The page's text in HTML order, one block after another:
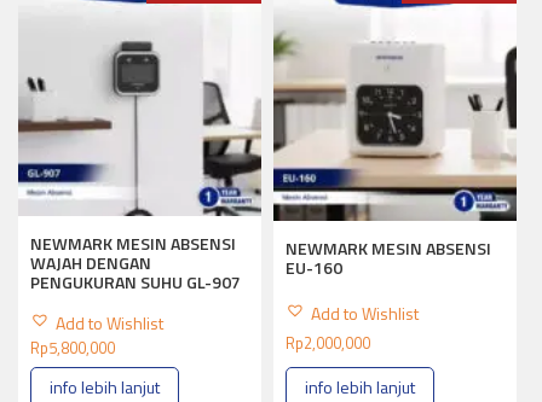
NEWMARK MESIN ABSENSI
WAJAH DENGAN
PENGUKURAN SUHU GL-907
Add to Wishlist
Rp5,800,000
info lebih lanjut
NEWMARK MESIN ABSENSI
EU-160
Add to Wishlist
Rp2,000,000
info lebih lanjut